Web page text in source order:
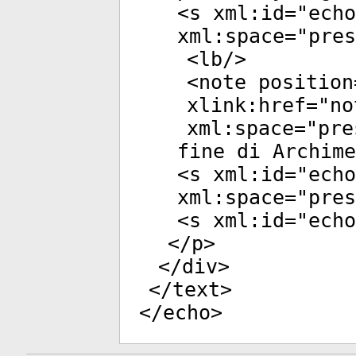
<s xml:id="
xml:space="
<lb/>
<note position
xlink:href="
xml:space="
fine di
<s xml:id="
xml:space="
<s xml:id="
</p>
</div>
</text>
</echo>